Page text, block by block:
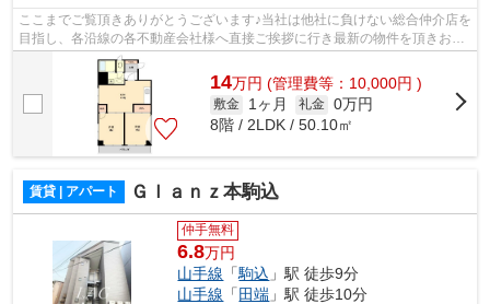
ここまでご覧頂きありがとうございます♪当社は他社に負けない総合仲介店を
目指し、各沿線の各不動産会社様へ直接ご挨拶に行き最新の物件を頂きお客
様へ提供しております！最新の情報は...
14万円 (管理費等：10,000円 )
敷金 1ヶ月 礼金 0万円
8階 / 2LDK / 50.10㎡
賃貸 | アパート Ｇｌａｎｚ本駒込
仲手無料
6.8万円
山手線 「駒込 」駅 徒歩9分
山手線 「田端 」駅 徒歩10分